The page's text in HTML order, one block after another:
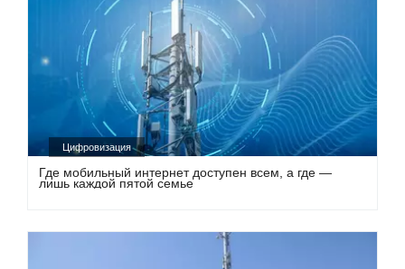
Цифровизация
Где мобильный интернет доступен всем, а где —
лишь каждой пятой семье